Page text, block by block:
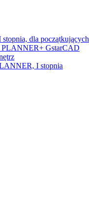
dla początkujących
PLANNER+ GstarCAD
I stopnia